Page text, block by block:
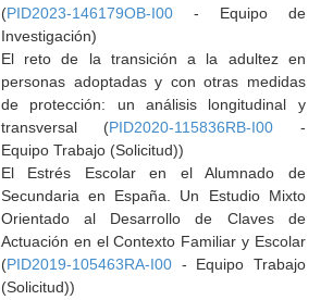
(PID2023-146179OB-I00- Equipo de
Investigación)
El reto de la transición a la adultez en
personas adoptadas y con otras medidas
de protección: un análisis longitudinal y
transversal (PID2020-115836RB-I00 -
Equipo Trabajo (Solicitud))
El Estrés Escolar en el Alumnado de
Secundaria en España. Un Estudio Mixto
Orientado al Desarrollo de Claves de
Actuación en el Contexto Familiar y Escolar
(PID2019-105463RA-I00- Equipo Trabajo
(Solicitud))